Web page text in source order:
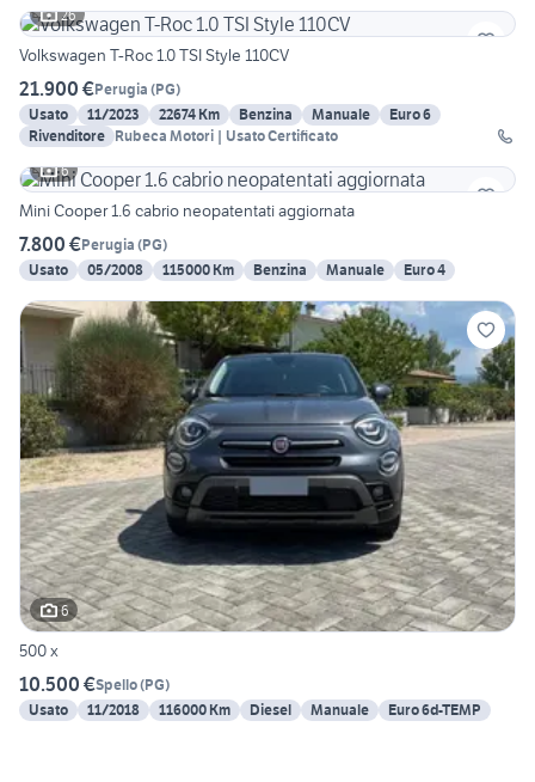
26
Volkswagen T-Roc 1.0 TSI Style 110CV
21.900 €Perugia (PG)
Usato
11/2023 22674 Km Benzina Manuale
Euro 6
Rivenditore Rubeca Motori | Usato Certificato
6
Mini Cooper 1.6 cabrio neopatentati aggiornata
7.800 €Perugia (PG)
Usato
05/2008 115000 Km Benzina Manuale Euro 4
6
500 x
10.500 €Spello(PG)
Usato
11/2018 116000 Km Diesel Manuale Euro 6d-TEMP